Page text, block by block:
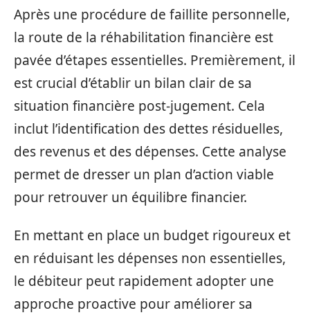
Après une procédure de faillite personnelle,
la route de la réhabilitation financière est
pavée d’étapes essentielles. Premièrement, il
est crucial d’établir un bilan clair de sa
situation financière post-jugement. Cela
inclut l’identification des dettes résiduelles,
des revenus et des dépenses. Cette analyse
permet de dresser un plan d’action viable
pour retrouver un équilibre financier.
En mettant en place un budget rigoureux et
en réduisant les dépenses non essentielles,
le débiteur peut rapidement adopter une
approche proactive pour améliorer sa